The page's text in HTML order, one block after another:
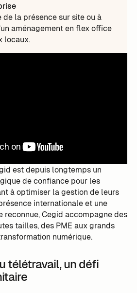
la présence sur site ou à
aménagement en flex office
locaux.
est depuis longtemps un
de confiance pour les
à optimiser la gestion de leurs
internationale et une
Cegid accompagne des
tailles, des PME aux grands
numérique.
télétravail, un défi